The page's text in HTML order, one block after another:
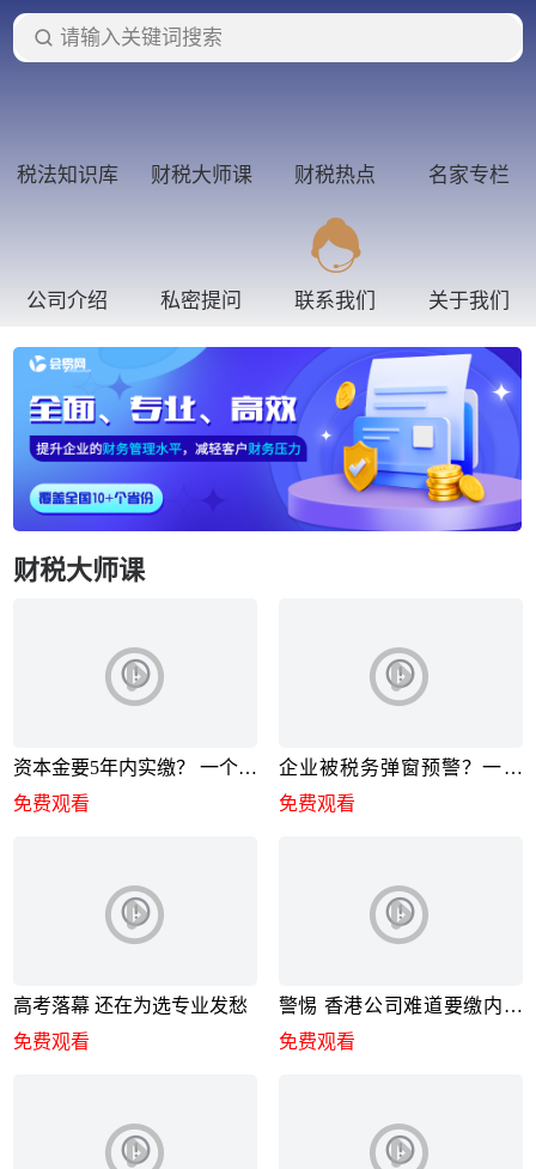
请输入关键词搜索
税法知识库 财税大师课 财税热点 名家专栏
公司介绍 私密提问 联系我们 关于我们
财税大师课
资本金要5年内实缴？ 一个小
妙招
免费观看
企业被税务弹窗预警？一招
彻底解决
免费观看
高考落幕 还在为选专业发愁
免费观看
警惕 香港公司难道要缴内地
企业所得税
免费观看